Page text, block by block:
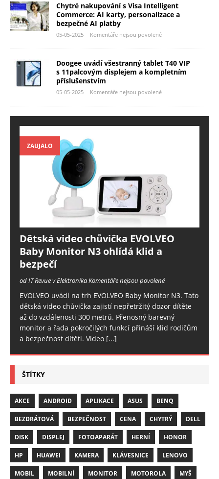
Chytré nakupování s Visa Intelligent
Commerce: AI karty, personalizace a
bezpečné AI platby
05-05-2025 Komentáře nejsou povolené
Doogee uvádí všestranný tablet T40 VIP
s 11palcovým displejem a kompletním
příslušenstvím
05-05-2025 Komentáře nejsou povolené
ZAUJALO
Dětská video chůvička EVOLVEO
Baby Monitor N3 ohlídá klid a
bezpečí
od IT Revue v ElektronikaKomentáře nejsou povolené
EVOLVEO uvádí na trh EVOLVEO Baby Monitor N3. Tato
dětská video chůvička zajistí nepřetržitý dozor dítěte
až do vzdálenosti 300 metrů. Přenosný barevný
monitor a řada pokročilých funkcí přináší klid rodičům
a bezpečnost dítěti. Video [...]
ŠTÍTKY
AKCE ANDROID APLIKACE ASUS BENQ
BEZDRÁTOVÁ BEZPEČNOST CENA CHYTRÝ DELL
DISK DISPLEJ FOTOAPARÁT HERNÍ HONOR
HP HUAWEI KAMERA KLÁVESNICE LENOVO
MOBIL MOBILNÍ MONITOR MOTOROLA MYŠ